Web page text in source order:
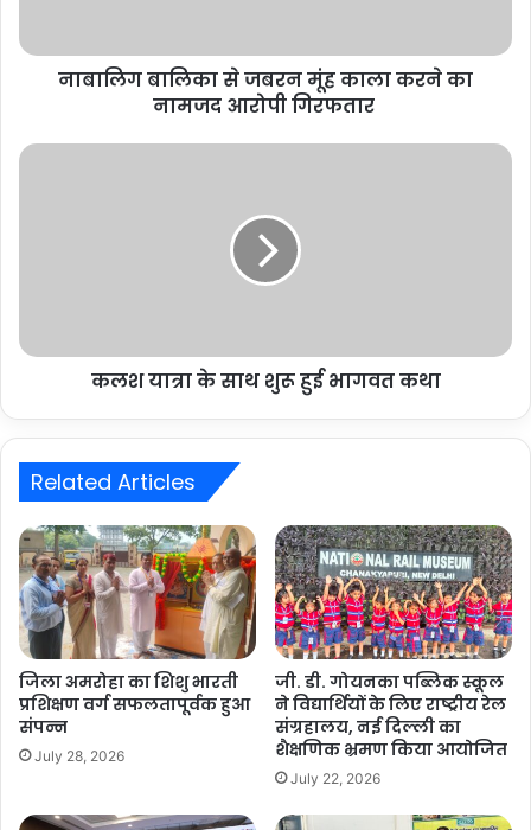
नाबालिग बालिका से जबरन मूंह काला करने का
नामजद आरोपी गिरफतार
कलश यात्रा के साथ शुरू हुई भागवत कथा
Related Articles
जिला अमरोहा का शिशु भारती
प्रशिक्षण वर्ग सफलतापूर्वक हुआ
संपन्न
July 28, 2026
जी. डी. गोयनका पब्लिक स्कूल
ने विद्यार्थियों के लिए राष्ट्रीय रेल
संग्रहालय, नई दिल्ली का
शैक्षणिक भ्रमण किया आयोजित
July 22, 2026